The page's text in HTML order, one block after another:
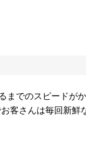
までのスピードが
客さんは毎回新鮮